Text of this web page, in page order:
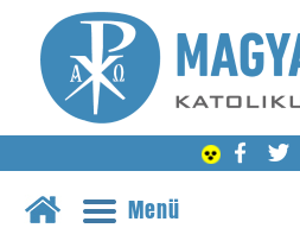
Menü